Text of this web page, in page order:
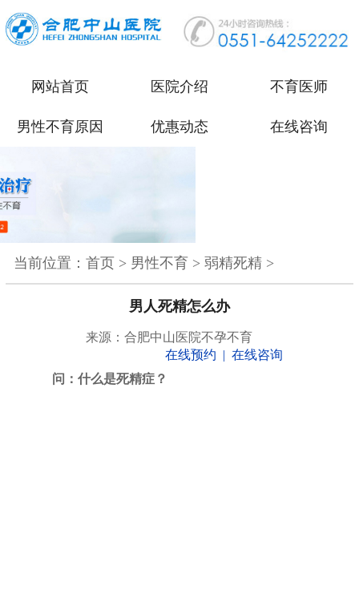
网站首页 医院介绍 不育医师
男性不育原因 优惠动态 在线咨询
当前位置： 首页 > 男性不育 > 弱精死精>
男人死精怎么办
来源：合肥中山医院不孕不育
在线预约 | 在线咨询
问： 什么是死精症？